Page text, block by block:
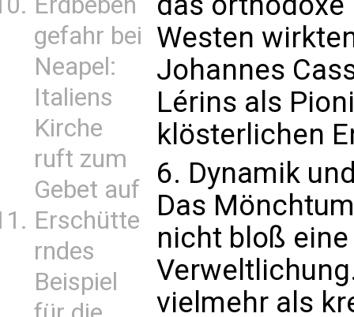
gefahr bei
Neapel:
Italiens
Kirche
ruft zum
Gebet auf
Erschütte
rndes
Beispiel
Westen
Johannes
Lérins als
klösterlichen
6. Dynamik
Das
nicht bloß
vielmehr als